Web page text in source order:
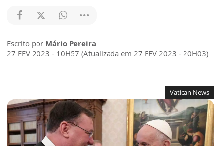
Escrito por Mário Pereira
27 FEV 2023 - 10H57 (Atualizada em 27 FEV 2023 - 20H03)
Vatican News